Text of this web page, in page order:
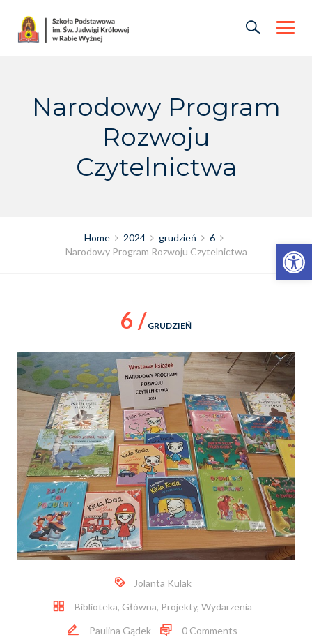
Otwórz pasek narzędzi
content
Narodowy Program
Rozwoju
Czytelnictwa
Home 2024 grudzień
6
Narodowy Program Rozwoju Czytelnictwa
6 / GRUDZIEŃ
Jolanta Kulak
Biblioteka, Główna, Projekty, Wydarzenia
Paulina Gądek
0 Comments